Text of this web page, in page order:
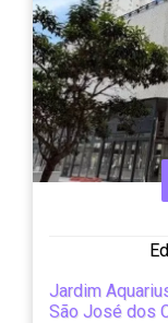
Jardim
São José dos